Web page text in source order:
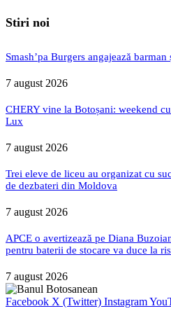
Stiri noi
Smash’pa Burgers angajează
7 august 2026
CHERY vine la Botoșani: weekend
Lux
7 august 2026
Trei eleve de liceu au organizat cu
de dezbateri din Moldova
7 august 2026
APCE o avertizează pe Diana
pentru baterii de stocare va duce la
7 august 2026
Facebook X (Twitter) Instagram